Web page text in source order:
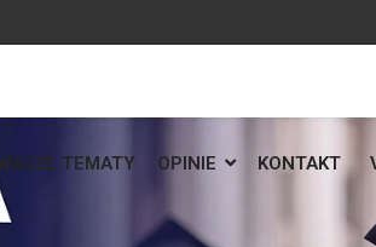
TEMATY OPINIE KONTAKT